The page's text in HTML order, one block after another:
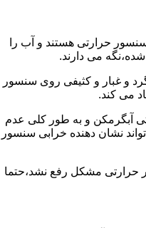
حرارتی هستند و آب را
می دارند.
و غبار و کثیفی روی سنسور
می کند.
آبگرمکن و به طور کلی عدم
نشان دهنده خرابی سنسور
حرارتی مشکل رفع نشد،حتما